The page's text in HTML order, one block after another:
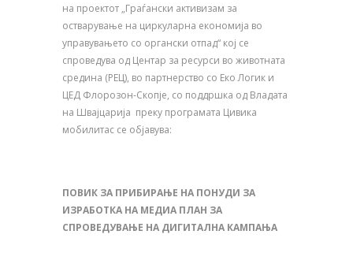
на проектот „Граѓански активизам за
остварување на циркуларна економија во
управувањето со органски отпад“ кој се
спроведува од Центар за ресурси во животната
средина (РЕЦ), во партнерство со Еко Логик и
ЦЕД Флорозон-Скопје, со поддршка од Владата
на Швајцарија преку програмата Цивика
мобилитас се објавува:
ПОВИК ЗА ПРИБИРАЊЕ НА ПОНУДИ ЗА
ИЗРАБОТКА НА МЕДИA ПЛАН ЗА
СПРОВЕДУВАЊЕ НА ДИГИТАЛНА КАМПАЊА